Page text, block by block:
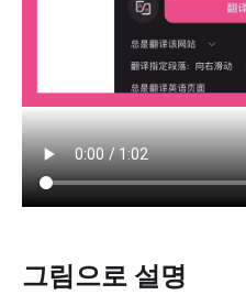
그림으로 설명